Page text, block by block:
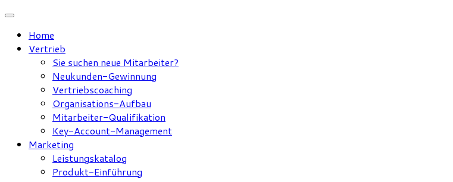
Zum
springenHome
Vertrieb
Sie suchen neue Mitarbeiter?
Neukunden-Gewinnung
Vertriebscoaching
Organisations-Aufbau
Mitarbeiter-Qualifikation
Key-Account-Management
Marketing
Leistungskatalog
Produkt-Einführung